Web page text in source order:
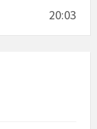
20:03